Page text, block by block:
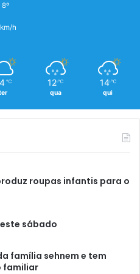
8º
h
℃ 12 ℃
qua
14 ℃
qui
roupas infantis para o
sábado
família sehnem e tem
familiar